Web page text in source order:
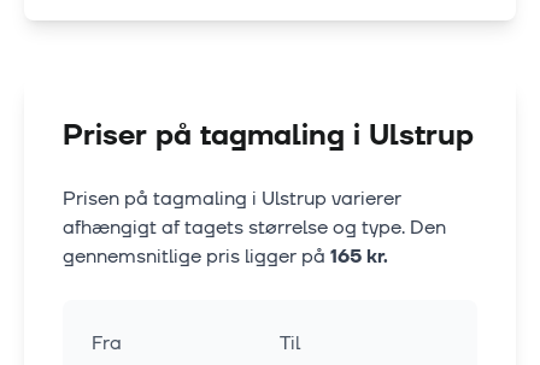
Priser på tagmaling i Ulstrup
Prisen på tagmaling i Ulstrup varierer
afhængigt af tagets størrelse og type. Den
gennemsnitlige pris ligger på 165kr.
Fra Til